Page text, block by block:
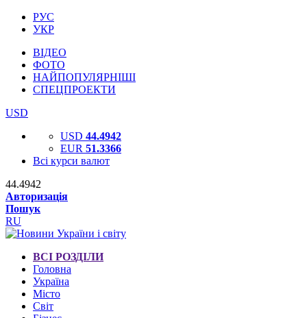
РУС
УКР
ВІДЕО
ФОТО
НАЙПОПУЛЯРНІШІ
СПЕЦПРОЕКТИ
USD
USD 44.4942
EUR 51.3366
Всі курси валют
44.4942
Авторизація
Пошук
RU
ВСІ РОЗДІЛИ
Головна
Україна
Місто
Світ